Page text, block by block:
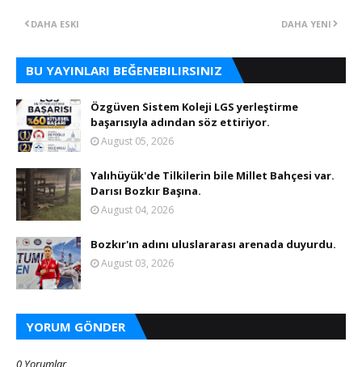
DAHA YENI
DAHA ESKI
BU YAYINLARI BEĞENEBILIRSINIZ
Özgüven Sistem Koleji LGS yerleştirme
başarısıyla adından söz ettiriyor.
August 05, 2026
Yalıhüyük'de Tilkilerin bile Millet Bahçesi var.
Darısı Bozkır Başına.
August 04, 2026
Bozkır'ın adını uluslararası arenada duyurdu.
August 03, 2026
YORUM GÖNDER
0 Yorumlar